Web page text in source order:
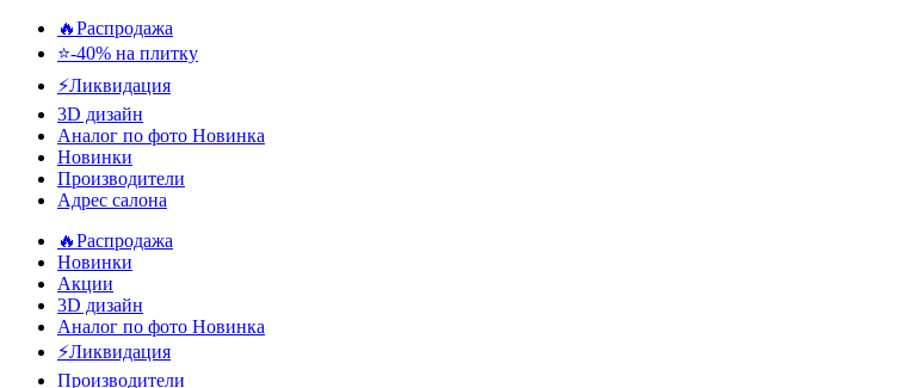
🔥Распродажа
⭐-40% на плитку
⚡️Ликвидация
3D дизайн
Аналог по фото Новинка
Новинки
Производители
Адрес салона
🔥Распродажа
Новинки
Акции
3D дизайн
Аналог по фото Новинка
⚡Ликвидация
Производители